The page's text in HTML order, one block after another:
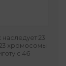
23
хромосомы
с 46